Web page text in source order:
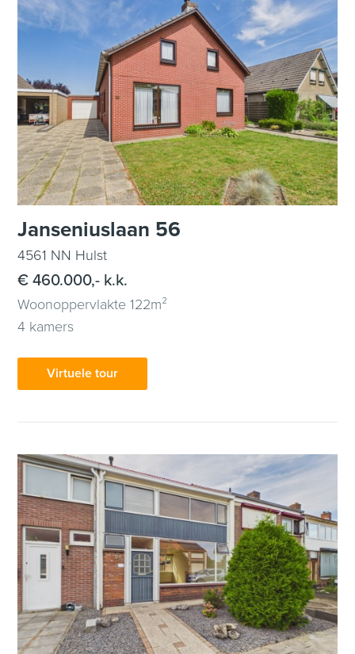
Janseniuslaan 56
4561 NN Hulst
€ 460.000,- k.k.
Woonoppervlakte 122m²
4 kamers
Virtuele tour